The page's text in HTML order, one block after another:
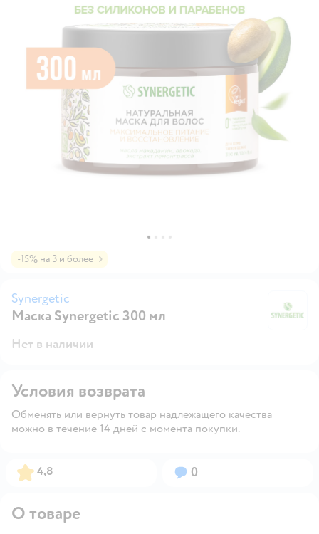
-15% на 3 и более
Synergetic
Маска Synergetic 300 мл
Нет в наличии
Условия возврата
Обменять или вернуть товар надлежащего качества
можно в течение 14 дней с момента покупки.
Рейтинг:
4,8 Вопросов:
0
О товаре